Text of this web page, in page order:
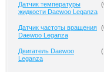
Датчик температуры
жидкости Daewoo Leganza
(
Датчик частоты вращения
Daewoo Leganza
(
Двигатель Daewoo
Leganza
(